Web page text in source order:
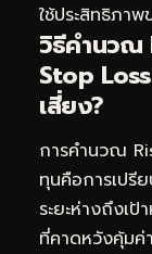
ใช้ประสิทธิภา
วิธีคำนวณ
Stop
เสี่ยง?
การคำนวณ
ทุนคือการเปรี
ระยะห่างถึงเ
ที่คาดหวังคุ้มค่